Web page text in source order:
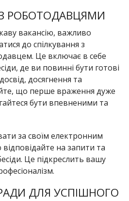
РОБОТОДАВЦЯМИ
вакансію, важливо
до спілкування з
Це включає в себе
де ви повинні бути готові
досягнення та
що перше враження дуже
бути впевненими та
за своїм електронним
на запити та
Це підкреслить вашу
ДЛЯ УСПІШНОГО